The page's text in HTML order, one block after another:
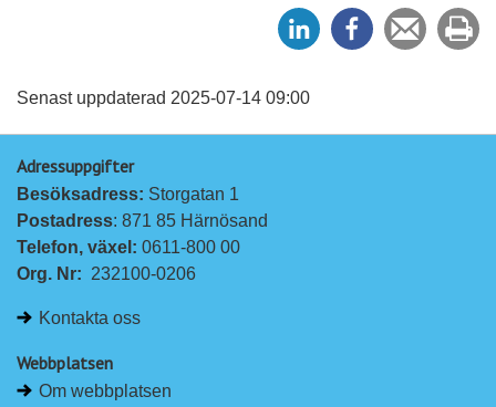
e
e
Tipsa
en
ut
Senast uppdaterad 2025-07-14 09:00
Adressuppgifter
Besöksadress: Storgatan 1
Postadress: 871 85 Härnösand
Telefon, växel: 0611-800 00
Org. Nr: 232100-0206
Kontakta oss
Webbplatsen
Om webbplatsen